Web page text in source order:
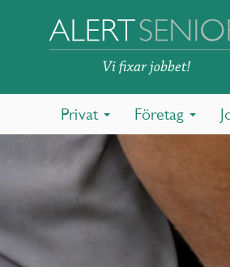
Privat Företag